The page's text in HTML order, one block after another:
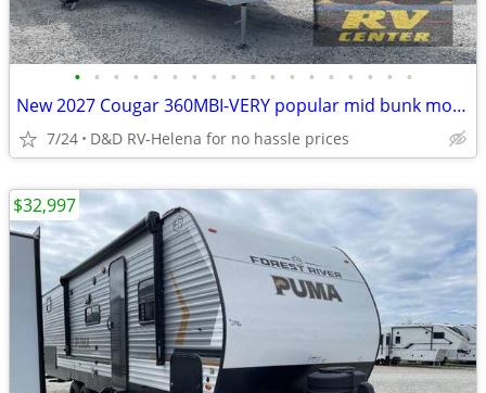
• • • • • • • • • • • • • • • • • •
New 2027 Cougar 360MBI-VERY popular mid bunk model with a loft
7/24 D&D RV-Helena for no hassle prices
$32,997